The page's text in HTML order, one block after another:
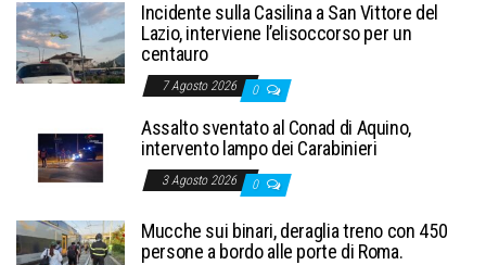
Incidente sulla Casilina a San Vittore del
Lazio, interviene l’elisoccorso per un
centauro
7 Agosto 2026 0
Assalto sventato al Conad di Aquino,
intervento lampo dei Carabinieri
3 Agosto 2026 0
Mucche sui binari, deraglia treno con 450
persone a bordo alle porte di Roma.